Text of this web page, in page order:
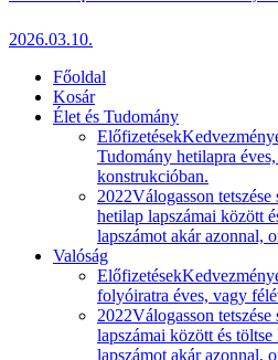
2026.03.10.
Főoldal
Kosár
Élet és Tudomány
Előfizetések
Tudomány hetilapra
konstrukcióban.
2022Válogasson
hetilap lapszámai között
lapszámot akár azonnal,
Valóság
Előfizetések
folyóiratra éves, vagy
2022Válogasson
lapszámai között és
lapszámot akár azonnal,